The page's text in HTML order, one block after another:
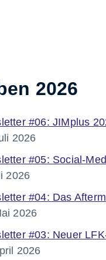
2026
#06: JIMplus
2026
#05: Social-
2026
#04: Das
2026
#03: Neuer
2026